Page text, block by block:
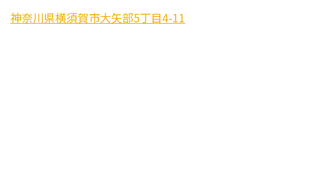
神奈川県横須賀市大矢部5丁目4-11